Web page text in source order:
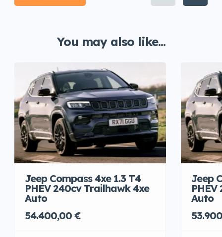
You may also like...
Jeep Compass 4xe 1.3 T4
PHEV 240cv Trailhawk 4xe
Auto
54.400,00 €
Jeep
Auto